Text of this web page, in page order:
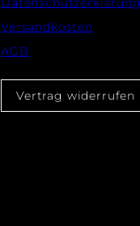
Versandkosten
AGB
Vertrag widerrufen